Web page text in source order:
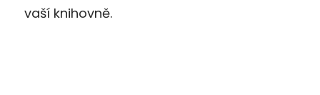
vaší knihovně.